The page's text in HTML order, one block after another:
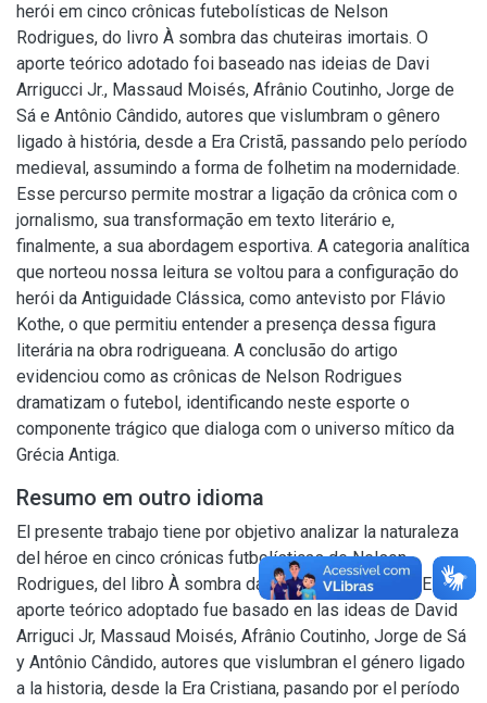
herói em cinco crônicas futebolísticas de Nelson
Rodrigues, do livro À sombra das chuteiras imortais. O
aporte teórico adotado foi baseado nas ideias de Davi
Arrigucci Jr., Massaud Moisés, Afrânio Coutinho, Jorge de
Sá e Antônio Cândido, autores que vislumbram o gênero
ligado à história, desde a Era Cristã, passando pelo período
medieval, assumindo a forma de folhetim na modernidade.
Esse percurso permite mostrar a ligação da crônica com o
jornalismo, sua transformação em texto literário e,
finalmente, a sua abordagem esportiva. A categoria analítica
que norteou nossa leitura se voltou para a configuração do
herói da Antiguidade Clássica, como antevisto por Flávio
Kothe, o que permitiu entender a presença dessa figura
literária na obra rodrigueana. A conclusão do artigo
evidenciou como as crônicas de Nelson Rodrigues
dramatizam o futebol, identificando neste esporte o
componente trágico que dialoga com o universo mítico da
Grécia Antiga.
Resumo em outro idioma
El presente trabajo tiene por objetivo analizar la naturaleza
del héroe en cinco crónicas futbolísticas de Nelson
Rodrigues, del libro À sombra das chuteiras imortais. El
aporte teórico adoptado fue basado en las ideas de David
Arriguci Jr, Massaud Moisés, Afrânio Coutinho, Jorge de Sá
y Antônio Cândido, autores que vislumbran el género ligado
a la historia, desde la Era Cristiana, pasando por el período